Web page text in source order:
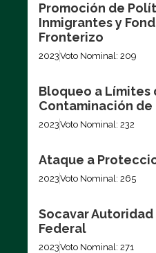
Promoción de
Inmigrantes y
Fronterizo
2023Voto Nominal: 209
Bloqueo a Límites
Contaminación de
2023Voto Nominal: 232
Ataque a
2023Voto Nominal: 265
Socavar
Federal
2023Voto Nominal: 271